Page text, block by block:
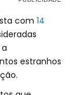
com 14
estranhos